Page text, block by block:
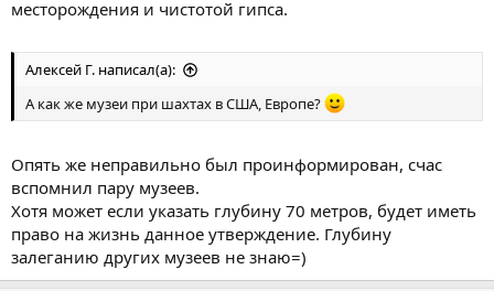
месторождения и чистотой гипса.
Алексей Г. написал(а):
А как же музеи при шахтах в США, Европе?
Опять же неправильно был проинформирован, счас
вспомнил пару музеев.
Хотя может если указать глубину 70 метров, будет иметь
право на жизнь данное утверждение. Глубину
залеганию других музеев не знаю=)